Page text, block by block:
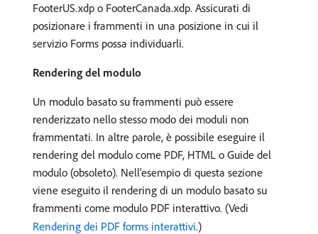
FooterUS.xdp o FooterCanada.xdp. Assicurati di
posizionare i frammenti in una posizione in cui il
servizio Forms possa individuarli.
Rendering del modulo
Un modulo basato su frammenti può essere
renderizzato nello stesso modo dei moduli non
frammentati. In altre parole, è possibile eseguire il
rendering del modulo come PDF, HTML o Guide del
modulo (obsoleto). Nell'esempio di questa sezione
viene eseguito il rendering di un modulo basato su
frammenti come modulo PDF interattivo. (Vedi
Rendering dei PDF forms interattivi.)